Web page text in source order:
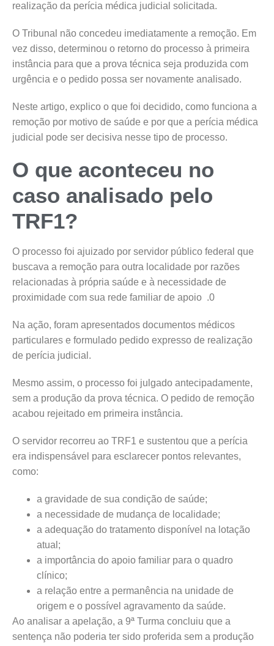
realização da perícia médica judicial solicitada.
O Tribunal não concedeu imediatamente a remoção. Em
vez disso, determinou o retorno do processo à primeira
instância para que a prova técnica seja produzida com
urgência e o pedido possa ser novamente analisado.
Neste artigo, explico o que foi decidido, como funciona a
remoção por motivo de saúde e por que a perícia médica
judicial pode ser decisiva nesse tipo de processo.
O que aconteceu no
caso analisado pelo
TRF1?
O processo foi ajuizado por servidor público federal que
buscava a remoção para outra localidade por razões
relacionadas à própria saúde e à necessidade de
proximidade com sua rede familiar de apoio .0
Na ação, foram apresentados documentos médicos
particulares e formulado pedido expresso de realização
de perícia judicial.
Mesmo assim, o processo foi julgado antecipadamente,
sem a produção da prova técnica. O pedido de remoção
acabou rejeitado em primeira instância.
O servidor recorreu ao TRF1 e sustentou que a perícia
era indispensável para esclarecer pontos relevantes,
como:
a gravidade de sua condição de saúde;
a necessidade de mudança de localidade;
a adequação do tratamento disponível na lotação
atual;
a importância do apoio familiar para o quadro
clínico;
a relação entre a permanência na unidade de
origem e o possível agravamento da saúde.
Ao analisar a apelação, a 9ª Turma concluiu que a
sentença não poderia ter sido proferida sem a produção